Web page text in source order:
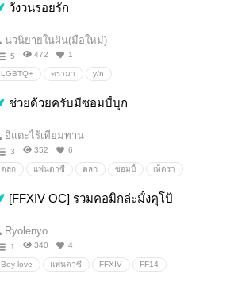
comingofage Slowburn
วังวนรอยรัก
นวนิยายในฝัน(มือใหม่)
5 472 1
LGBTQ+ ดรามา y/n
ช่วยด้วยครับมีซอมบี้บุก
อิแตะไร้เทียมทาน
3 352 6
ตลก แฟนตาซี ตลก ซอมบี้ เห็ดรา
กาว..มั้ง ไปเรื่อย การ์ตูน Survival
[FFXIV OC] รวมคอมิกล่ะมั้งคุโป้
Ryolenyo
1 340 4
Boy love แฟนตาซี FFXIV FF14